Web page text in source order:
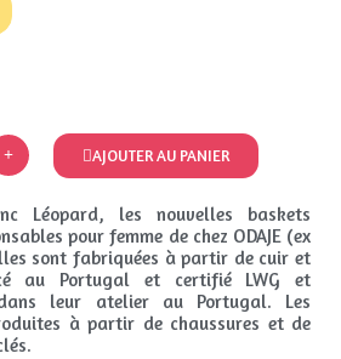
AJOUTER AU PANIER
Léopard, les nouvelles baskets
pour femme de chez ODAJE (ex
sont fabriquées à partir de cuir et
au Portugal et certifié LWG et
dans leur atelier au Portugal. Les
à partir de chaussures et de